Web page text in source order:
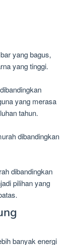
yang bagus,
yang tinggi.
yang merasa
tahun.
dibandingkan
dibandingkan
pilihan yang
banyak energi